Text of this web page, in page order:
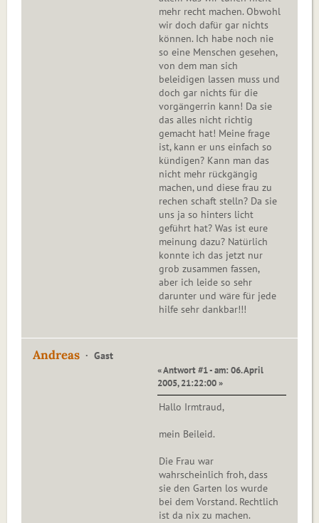
mehr recht machen. Obwohl
wir doch dafür gar nichts
können. Ich habe noch nie
so eine Menschen gesehen,
von dem man sich
beleidigen lassen muss und
doch gar nichts für die
vorgängerrin kann! Da sie
das alles nicht richtig
gemacht hat! Meine frage
ist, kann er uns einfach so
kündigen? Kann man das
nicht mehr rückgängig
machen, und diese frau zu
rechen schaft stelln? Da sie
uns ja so hinters licht
geführt hat? Was ist eure
meinung dazu? Natürlich
konnte ich das jetzt nur
grob zusammen fassen,
aber ich leide so sehr
darunter und wäre für jede
hilfe sehr dankbar!!!
Andreas Gast
« Antwort #1 - am: 06. April
2005, 21:22:00 »
Hallo Irmtraud,
mein Beileid.
Die Frau war
wahrscheinlich froh, dass
sie den Garten los wurde
bei dem Vorstand. Rechtlich
ist da nix zu machen.